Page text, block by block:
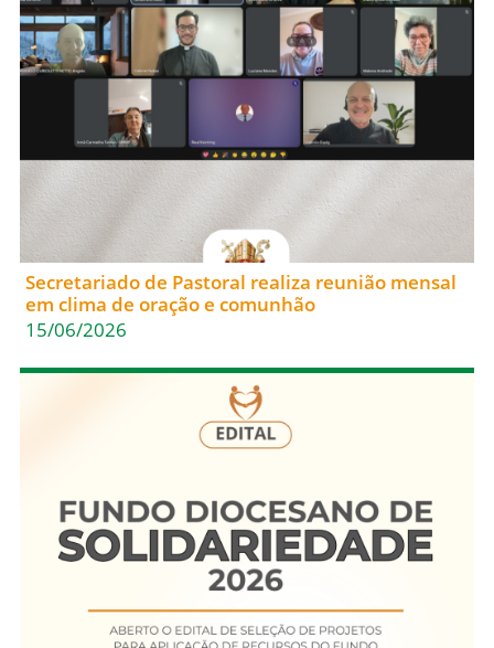
Secretariado de Pastoral realiza reunião mensal
em clima de oração e comunhão
15/06/2026